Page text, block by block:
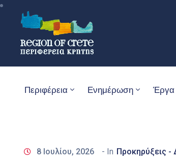
Περιφέρεια Ενημέρωση Έργα
8 Ιουλίου, 2026 - In Προκηρύξεις -